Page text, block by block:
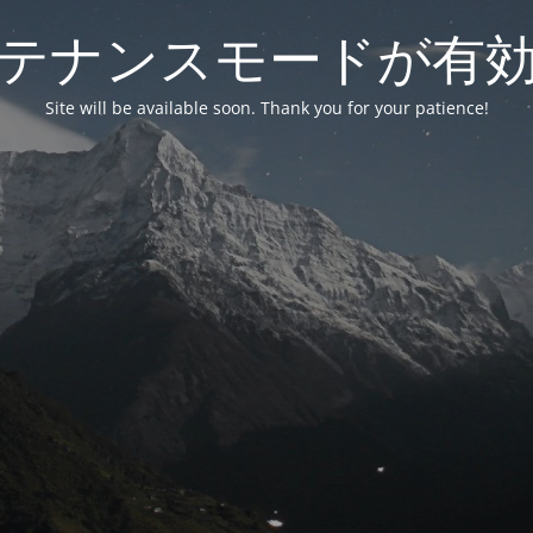
ナンスモードが有
Site will be available soon. Thank you for your patience!